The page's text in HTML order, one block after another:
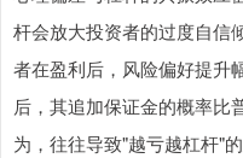
杆会放大投资者的过度自信
者在盈利后，风险偏好提升
后，其追加保证金的概率比
为，往往导致"越亏越杠杆"的